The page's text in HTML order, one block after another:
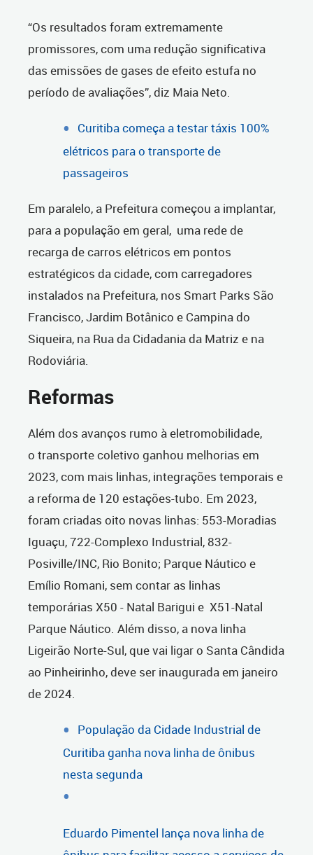
“Os resultados foram extremamente
promissores, com uma redução significativa
das emissões de gases de efeito estufa no
período de avaliações”, diz Maia Neto.
Curitiba começa a testar táxis 100%
elétricos para o transporte de
passageiros
Em paralelo, a Prefeitura começou a implantar,
para a população em geral, uma rede de
recarga de carros elétricos em pontos
estratégicos da cidade, com carregadores
instalados na Prefeitura, nos Smart Parks São
Francisco, Jardim Botânico e Campina do
Siqueira, na Rua da Cidadania da Matriz e na
Rodoviária.
Reformas
Além dos avanços rumo à eletromobilidade,
o transporte coletivo ganhou melhorias em
2023, com mais linhas, integrações temporais e
a reforma de 120 estações-tubo. Em 2023,
foram criadas oito novas linhas: 553-Moradias
Iguaçu, 722-Complexo Industrial, 832-
Posiville/INC, Rio Bonito; Parque Náutico e
Emílio Romani, sem contar as linhas
temporárias X50 - Natal Barigui e X51-Natal
Parque Náutico. Além disso, a nova linha
Ligeirão Norte-Sul, que vai ligar o Santa Cândida
ao Pinheirinho, deve ser inaugurada em janeiro
de 2024.
População da Cidade Industrial de
Curitiba ganha nova linha de ônibus
nesta segunda
Eduardo Pimentel lança nova linha de